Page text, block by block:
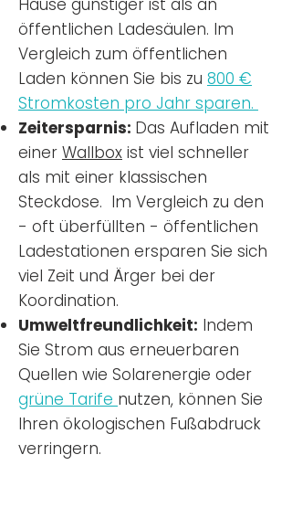
Hause günstiger ist als an
öffentlichen Ladesäulen. Im
Vergleich zum öffentlichen
Laden können Sie bis zu 800 €
Stromkosten pro Jahr sparen.
Zeitersparnis: Das Aufladen mit
einer Wallbox ist viel schneller
als mit einer klassischen
Steckdose. Im Vergleich zu den
- oft überfüllten - öffentlichen
Ladestationen ersparen Sie sich
viel Zeit und Ärger bei der
Koordination.
Umweltfreundlichkeit: Indem
Sie Strom aus erneuerbaren
Quellen wie Solarenergie oder
grüne Tarife nutzen, können Sie
Ihren ökologischen Fußabdruck
verringern.